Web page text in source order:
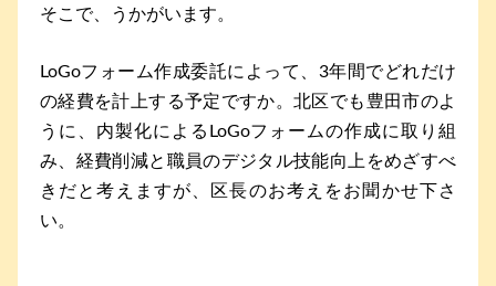
そこで、うかがいます。
LoGoフォーム作成委託によって、3年間でどれだけ
の経費を計上する予定ですか。北区でも豊田市のよ
うに、内製化によるLoGoフォームの作成に取り組
み、経費削減と職員のデジタル技能向上をめざすべ
きだと考えますが、区長のお考えをお聞かせ下さ
い。